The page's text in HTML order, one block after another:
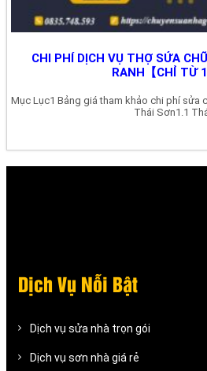
CHI PHÍ DỊCH VỤ THỢ SỬA
RANH【CHỈ TỪ
Mục Lục1 Bảng giá tham khảo chi phí sửa
Thái Sơn1.1
Dịch Vụ Nỗi Bật
Dịch vụ sửa nhà trọn gói
Dịch vụ sơn nhà giá rẻ